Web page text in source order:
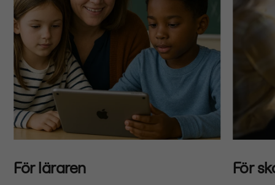
För läraren För